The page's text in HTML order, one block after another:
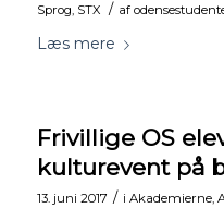
Sprog, STX / af
Læs mere
Frivillige OS
kulturevent på
13. juni 2017 / i Akademierne,